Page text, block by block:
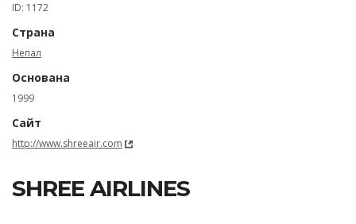
ID: 1172
Страна
Непал
Основана
1999
Сайт
http://www.shreeair.com
SHREE AIRLINES